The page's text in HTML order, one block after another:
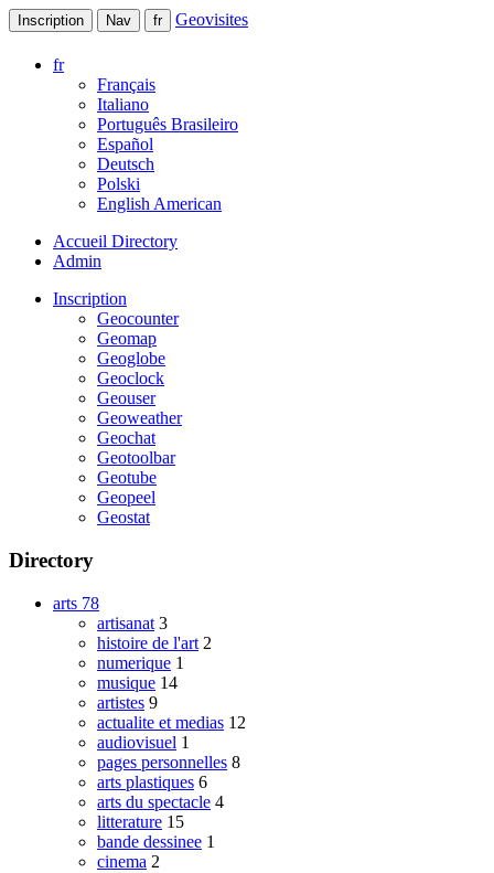
Inscription Nav fr Geovisites
fr
Français
Italiano
Português Brasileiro
Español
Deutsch
Polski
English American
Accueil Directory
Admin
Inscription
Geocounter
Geomap
Geoglobe
Geoclock
Geouser
Geoweather
Geochat
Geotoolbar
Geotube
Geopeel
Geostat
Directory
arts 78
artisanat 3
histoire de l'art 2
numerique 1
musique 14
artistes 9
actualite et medias 12
audiovisuel 1
pages personnelles 8
arts plastiques 6
arts du spectacle 4
litterature 15
bande dessinee 1
cinema 2